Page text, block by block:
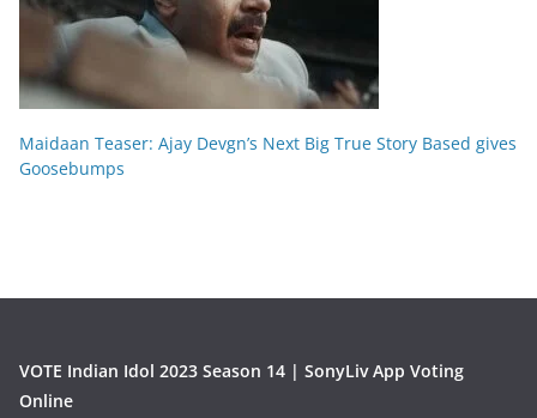
Maidaan Teaser: Ajay Devgn’s Next Big True Story Based gives
Goosebumps
VOTE Indian Idol 2023 Season 14 | SonyLiv App Voting
Online